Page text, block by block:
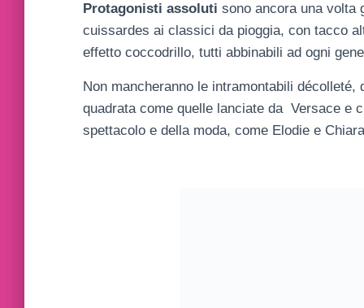
Protagonisti assoluti sono ancora una volta
cuissardes ai classici da pioggia, con tacco
effetto coccodrillo, tutti abbinabili ad ogni
Non mancheranno le intramontabili
quadrata come quelle lanciate da Versace e
spettacolo e della moda, come Elodie e